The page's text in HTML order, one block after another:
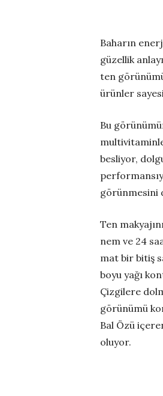
Baharın
güzellik
ten
ürünler
Bu
besliyor,
görünmesini
Ten
nem ve 24
mat bir bitiş
boyu yağı
Çizgilere
görünümü
Bal Özü
oluyor.